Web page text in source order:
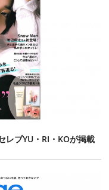
レブYU・RI・KOが掲載